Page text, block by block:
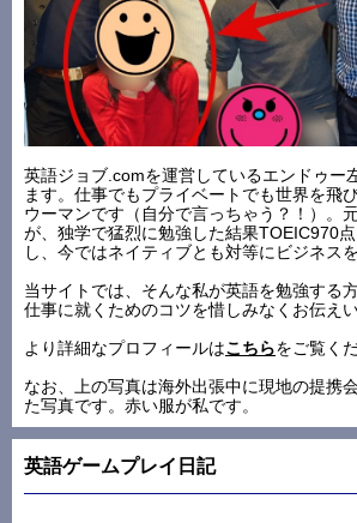
英語ジョブ.comを運営しているエンドゥー
ます。仕事でもプライベートでも世界を飛
ウーマンです（自分で言っちゃう？！）。
が、独学で猛烈に勉強した結果TOEIC970
し、今ではネイティブとも対等にビジネス
当サイトでは、そんな私が英語を勉強する
仕事に就くためのコツを惜しみなくお伝えい
より詳細なプロフィールはこちらをご覧く
なお、上の写真は海外出張中に現地の提携
た写真です。赤い服が私です。
英語ゲームプレイ日記